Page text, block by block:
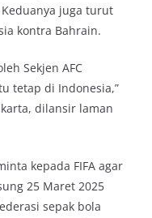
juga turut
kontra Bahrain.
Sekjen AFC
tetap di Indonesia,”
dilansir laman
kepada FIFA agar
25 Maret 2025
sepak bola